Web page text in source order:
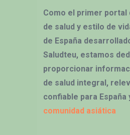
Como el primer portal
de salud y estilo de
de España
Saludteu, estamos
proporcionar
de salud integral,
confiable para España
comunidad asiática